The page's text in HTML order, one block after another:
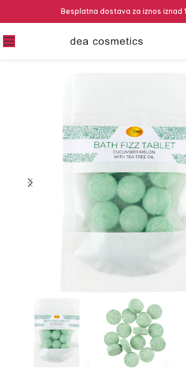
Besplatna dostava za iznos iznad